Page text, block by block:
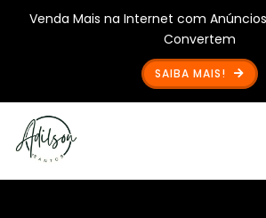
Venda Mais na Internet com
Convertem
SAIBA MAIS!